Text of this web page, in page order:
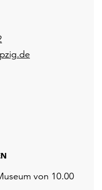
von 10.00